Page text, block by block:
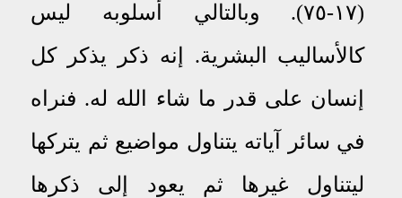
(١٧-٧٥). وبالتالي أسلوبه ليس
كالأساليب البشرية.
إنه ذكر يذكر كل
إنسان على قدر ما شاء الله له. فنراه
في سائر آياته يتناول مواضيع ثم يتركها
ليتناول غيرها ثم يعود إلى ذكرها